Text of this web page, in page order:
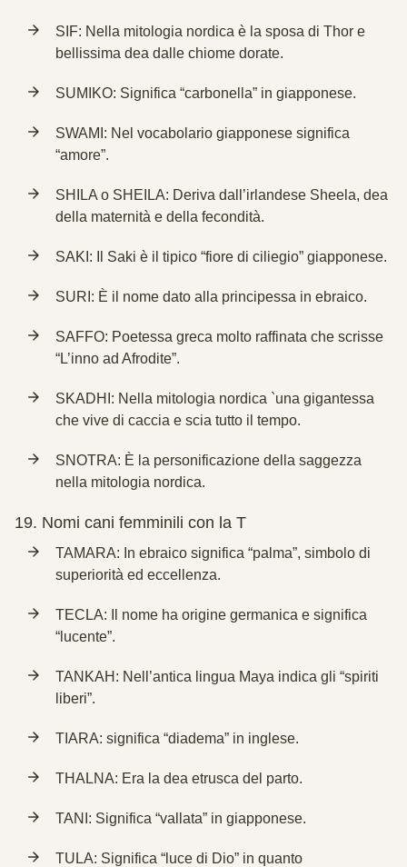
SIF: Nella mitologia nordica è la sposa di Thor e
bellissima dea dalle chiome dorate.
SUMIKO: Significa “carbonella” in giapponese.
SWAMI: Nel vocabolario giapponese significa
“amore”.
SHILA o SHEILA: Deriva dall’irlandese Sheela, dea
della maternità e della fecondità.
SAKI: Il Saki è il tipico “fiore di ciliegio” giapponese.
SURI: È il nome dato alla principessa in ebraico.
SAFFO: Poetessa greca molto raffinata che scrisse
“L’inno ad Afrodite”.
SKADHI: Nella mitologia nordica `una gigantessa
che vive di caccia e scia tutto il tempo.
SNOTRA: È la personificazione della saggezza
nella mitologia nordica.
19. Nomi cani femminili con la T
TAMARA: In ebraico significa “palma”, simbolo di
superiorità ed eccellenza.
TECLA: Il nome ha origine germanica e significa
“lucente”.
TANKAH: Nell’antica lingua Maya indica gli “spiriti
liberi”.
TIARA: significa “diadema” in inglese.
THALNA: Era la dea etrusca del parto.
TANI: Significa “vallata” in giapponese.
TULA: Significa “luce di Dio” in quanto